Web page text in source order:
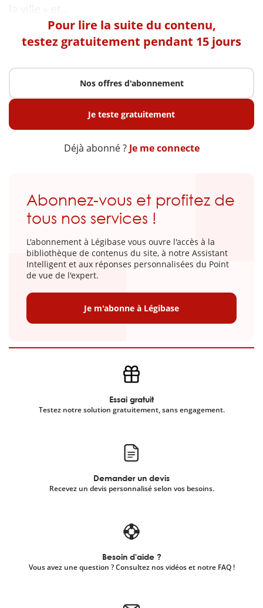
Pour lire la suite du contenu,
testez gratuitement pendant 15 jours
Nos offres d'abonnement
Je teste gratuitement
Déjà abonné ? Je me connecte
Abonnez-vous et profitez de
tous nos services !
L'abonnement à Légibase vous ouvre l'accès à la
bibliothèque de contenus du site, à notre Assistant
Intelligent et aux réponses personnalisées du Point
de vue de l'expert.
Je m'abonne à Légibase
Essai gratuit
Testez notre solution gratuitement, sans engagement.
Demander un devis
Recevez un devis personnalisé selon vos besoins.
Besoin d'aide ?
Vous avez une question ? Consultez nos vidéos et notre FAQ !